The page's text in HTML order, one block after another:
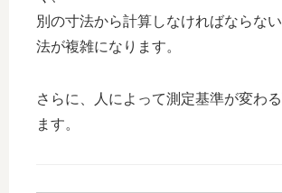
別の寸法から計算しなければならな
法が複雑になります。
さらに、人によって測定基準が変わ
ます。